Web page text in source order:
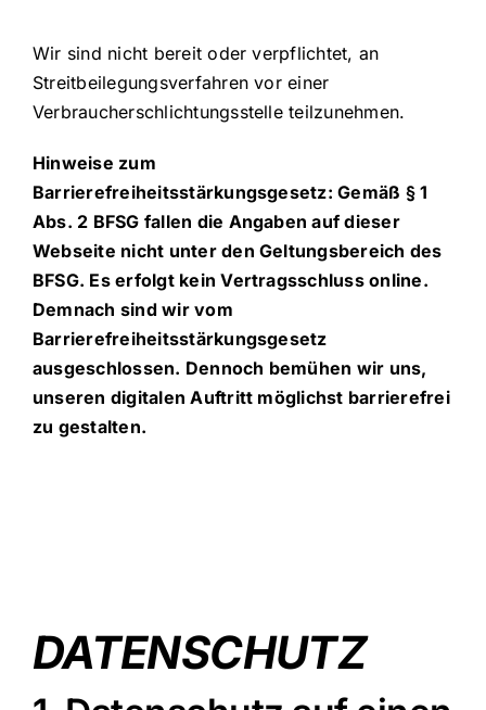
Wir sind nicht bereit oder verpflichtet, an
Streitbeilegungsverfahren vor einer
Verbraucherschlichtungsstelle teilzunehmen.
Hinweise zum
Barrierefreiheitsstärkungsgesetz: Gemäß § 1
Abs. 2 BFSG fallen die Angaben auf dieser
Webseite nicht unter den Geltungsbereich des
BFSG. Es erfolgt kein Vertragsschluss online.
Demnach sind wir vom
Barrierefreiheitsstärkungsgesetz
ausgeschlossen. Dennoch bemühen wir uns,
unseren digitalen Auftritt möglichst barrierefrei
zu gestalten.
DATENSCHUTZ